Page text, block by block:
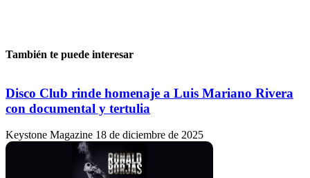
También te puede interesar
Disco Club rinde homenaje a Luis Mariano Rivera
con documental y tertulia
Keystone Magazine 18 de diciembre de 2025